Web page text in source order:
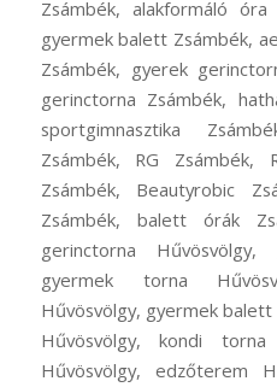
Zsámbék, alakformáló
gyermek balett Zsámbék,
Zsámbék, gyerek
gerinctorna Zsámbék,
sportgimnasztika
Zsámbék, RG Zsámbék,
Zsámbék, Beautyrobic
Zsámbék, balett órák
gerinctorna Hűvösvölgy,
gyermek torna
Hűvösvölgy, gyermek
Hűvösvölgy, kondi torna
Hűvösvölgy, edzőterem